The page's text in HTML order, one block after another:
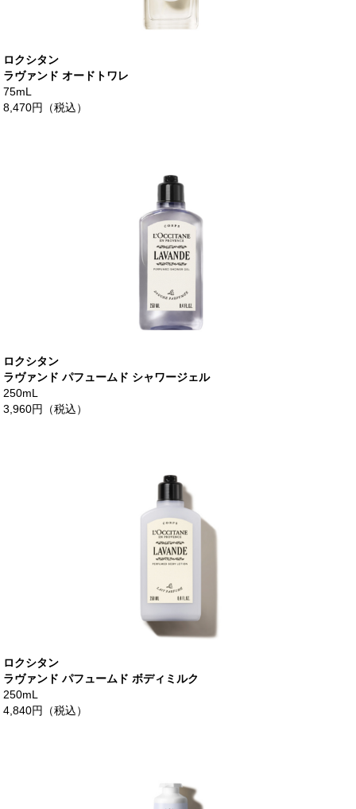
ロクシタン
ラヴァンド オードトワレ
75mL
8,470円（税込）
ロクシタン
ラヴァンド パフュームド シャワージェル
250mL
3,960円（税込）
ロクシタン
ラヴァンド パフュームド ボディミルク
250mL
4,840円（税込）